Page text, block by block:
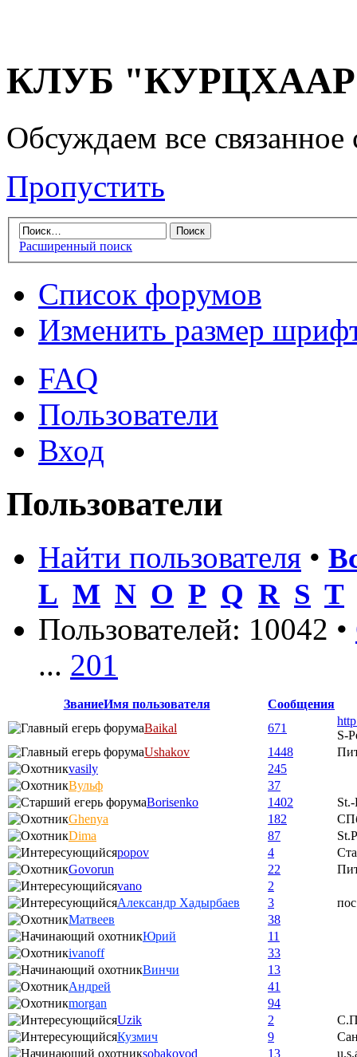
КЛУБ "КУРЦХААР"
Обсуждаем все
Пропустить
Расширенный поиск
Список форумов
Изменить размер
FAQ
Пользователи
Вход
Пользователи
Найти пользователя •
L M N O P Q R S T
Пользователей: 10042 •
... 201
ЗваниеИмя пользователя
Сообщения
Baikal
671
S-
Ushakov
1448
vasily
245
Вульф
37
Borisenko
1402
Ghenya
182
Dima
87
popov
4
Govorun
22
vano
2
Александр Хадырбаев
3
Матвеев
38
Юрий
11
ivanoff
33
Винчи
13
Андрей
41
morgan
94
Uzik
2
Кузмич
9
sobakovod
13